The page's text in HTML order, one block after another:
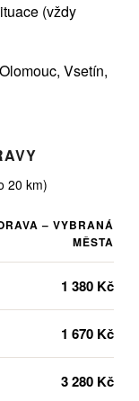
(vždy
Vsetín,
20 km)
– VYBRANÁ
MĚSTA
1 380 Kč
1 670 Kč
3 280 Kč